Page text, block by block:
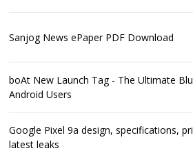
Sanjog News ePaper PDF Download
boAt New Launch Tag - The Ultimate
Android Users
Google Pixel 9a design, specifications,
latest leaks